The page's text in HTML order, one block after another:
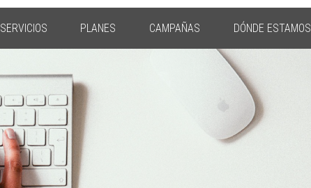
SERVICIOS PLANES CAMPAÑAS DÓNDE ESTAMOS